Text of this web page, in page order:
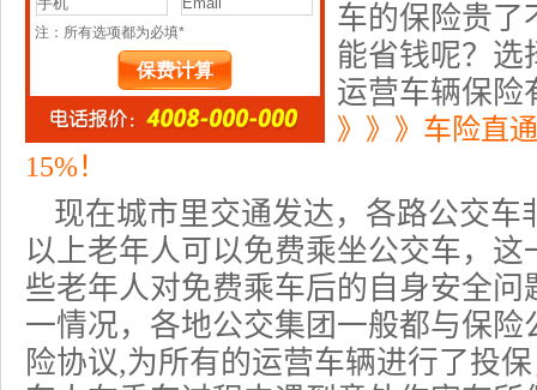
车的保险贵了
能省钱呢？选
运营车辆保险
》》》车险直
15%！
现在城市里交通发达，各路公交车
以上老年人可以免费乘坐公交车，
些老年人对免费乘车后的自身安全
一情况，各地公交集团一般都与保险
险协议,为所有的运营车辆进行了投